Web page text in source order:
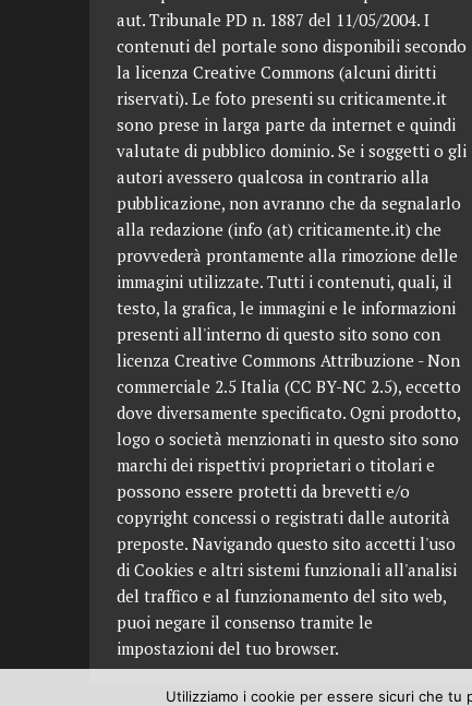
aut. Tribunale PD n. 1887 del 11/05/2004. I
contenuti del portale sono disponibili secondo
la licenza Creative Commons (alcuni diritti
riservati). Le foto presenti su criticamente.it
sono prese in larga parte da internet e quindi
valutate di pubblico dominio. Se i soggetti o gli
autori avessero qualcosa in contrario alla
pubblicazione, non avranno che da segnalarlo
alla redazione (info (at) criticamente.it) che
provvederà prontamente alla rimozione delle
immagini utilizzate. Tutti i contenuti, quali, il
testo, la grafica, le immagini e le informazioni
presenti all'interno di questo sito sono con
licenza Creative Commons Attribuzione - Non
commerciale 2.5 Italia (CC BY-NC 2.5), eccetto
dove diversamente specificato. Ogni prodotto,
logo o società menzionati in questo sito sono
marchi dei rispettivi proprietari o titolari e
possono essere protetti da brevetti e/o
copyright concessi o registrati dalle autorità
preposte. Navigando questo sito accetti l'uso
di Cookies e altri sistemi funzionali all'analisi
del traffico e al funzionamento del sito web,
puoi negare il consenso tramite le
impostazioni del tuo browser.
Utilizziamo i cookie per essere sicuri che tu